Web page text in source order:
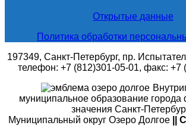
Открытые данные
Политика обработки
197349, Санкт-Петербург, пр.
телефон: +7 (812)301-05-01, факс: +7
муниципальное образование города
значения Санкт-
Муниципальный округ Озеро Долгое
||